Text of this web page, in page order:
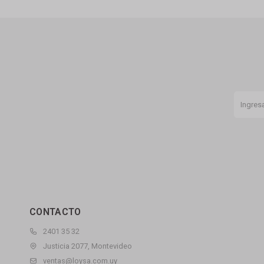
CONTACTO
2401 35 32
Justicia 2077, Montevideo
ventas@loysa.com.uy